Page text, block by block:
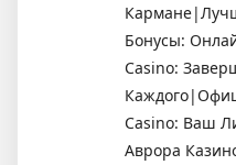
Бонусы:
Casino:
Casino: Ваш
Аврора